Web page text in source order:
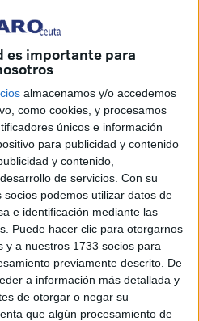
es importante para
almacenamos y/o accedemos
como cookies, y procesamos
únicos e información
para publicidad y contenido
y contenido,
de servicios. Con su
podemos utilizar datos de
e identificación mediante las
Puede hacer clic para otorgarnos
y a nuestros 1733 socios para
previamente descrito. De
a información más detallada y
de otorgar o negar su
que algún procesamiento de
qué era el voleibol".